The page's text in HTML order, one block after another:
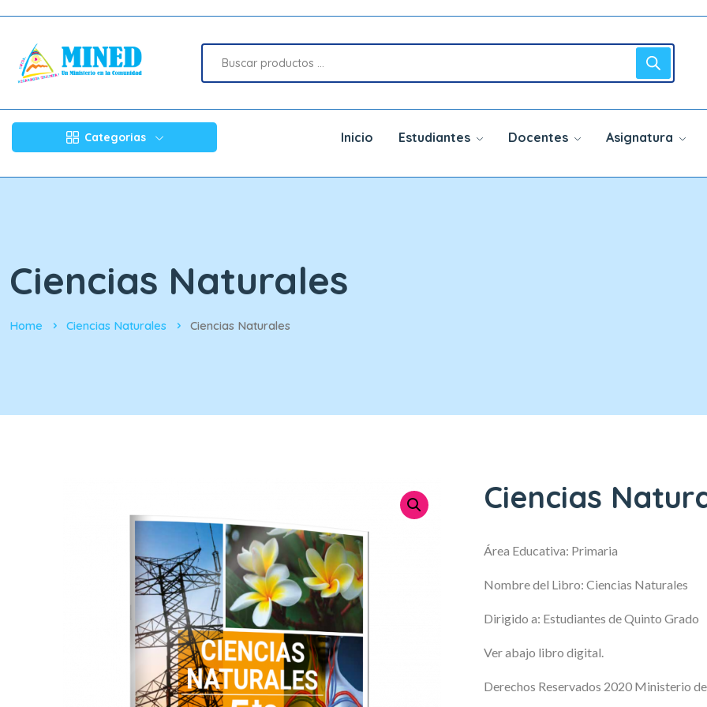
Categorias Inicio Estudiantes Docentes Asignatura
Ciencias Naturales
Home Ciencias Naturales Ciencias Naturales
Ciencias
Área Educativa: Primaria
Nombre del Libro: Ciencias Naturales
Dirigido a: Estudiantes de Quinto Grado
Ver abajo libro digital.
Derechos Reservados 2020 Ministerio